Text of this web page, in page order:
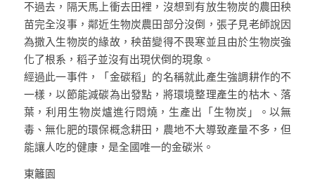
不過去，隔天馬上衝去田裡，沒想到有放生物炭的農田秧
苗完全沒事，鄰近生物炭農田部分沒倒，張子見老師說因
為撒入生物炭的緣故，秧苗變得不畏寒並且由於生物炭強
化了根系，稻子並沒有出現伏倒的現象。
經過此一事件，「金碳稻」的名稱就此產生強調耕作的不
一樣，以節能減碳為出發點，將環境整理產生的枯木、落
葉，利用生物炭爐進行悶燒，生產出「生物炭」。以無
毒、無化肥的環保概念耕田，農地不大導致產量不多，但
能讓人吃的健康，是全國唯一的金碳米。
東籬園